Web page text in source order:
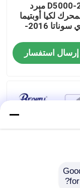
25620-D5000 مبرد
لكيا أوبتيما
هيونداي سوناتا 2016-
إرسال استفسار
for?